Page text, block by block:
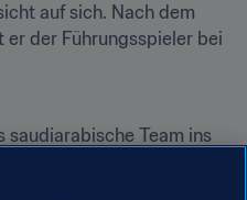
auf sich. Nach dem
der Führungsspieler bei
saudiarabische Team ins
der 65. Minute